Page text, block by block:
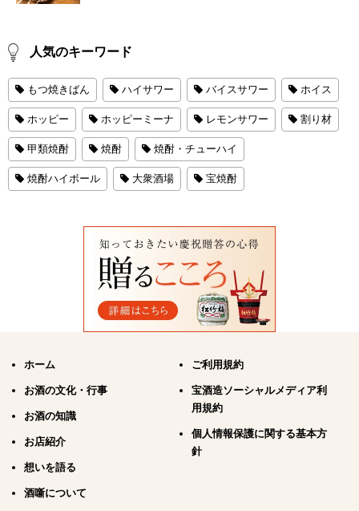
人気のキーワード
もつ焼きばん ハイサワー バイスサワー ホイス
ホッピー ホッピーミーナ レモンサワー 割り材
甲類焼酎 焼酎 焼酎・チューハイ
焼酎ハイボール 大衆酒場 宝焼酎
ホーム
お酒の文化・行事
お酒の知識
お店紹介
想いを語る
酒噺について
ご利用規約
宝酒造ソーシャルメディア利
用規約
個人情報保護に関する基本方
針